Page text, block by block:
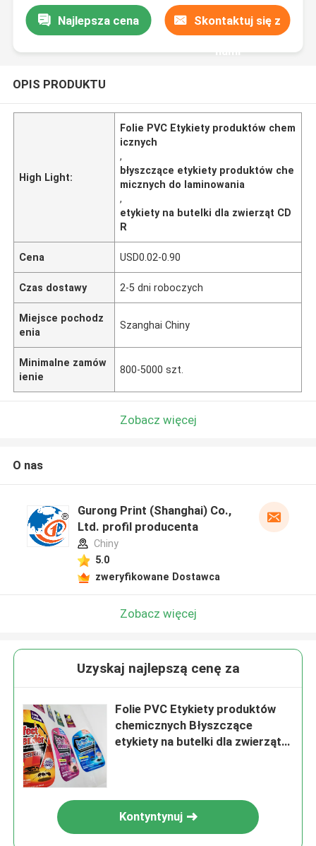
Najlepsza cena Skontaktuj się z
nami
OPIS PRODUKTU
High Light:
Folie PVC Etykiety produktów chem
icznych
,
błyszczące etykiety produktów che
micznych do laminowania
,
etykiety na butelki dla zwierząt CD
R
Cena USD0.02-0.90
Czas dostawy 2-5 dni roboczych
Miejsce pochodz
enia
Szanghai Chiny
Minimalne zamów
ienie
800-5000 szt.
Zobacz więcej
O nas
Gurong Print (Shanghai) Co.,
Ltd. profil producenta
Chiny
5.0
zweryfikowane Dostawca
Zobacz więcej
Uzyskaj najlepszą cenę za
Folie PVC Etykiety produktów
chemicznych Błyszczące
etykiety na butelki dla zwierząt
Kontyntynuj